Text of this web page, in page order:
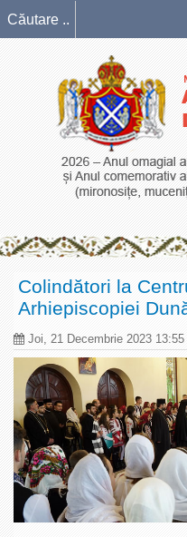
Colindători la
Arhiepiscopiei
Joi, 21 Decembrie 2023 13:55